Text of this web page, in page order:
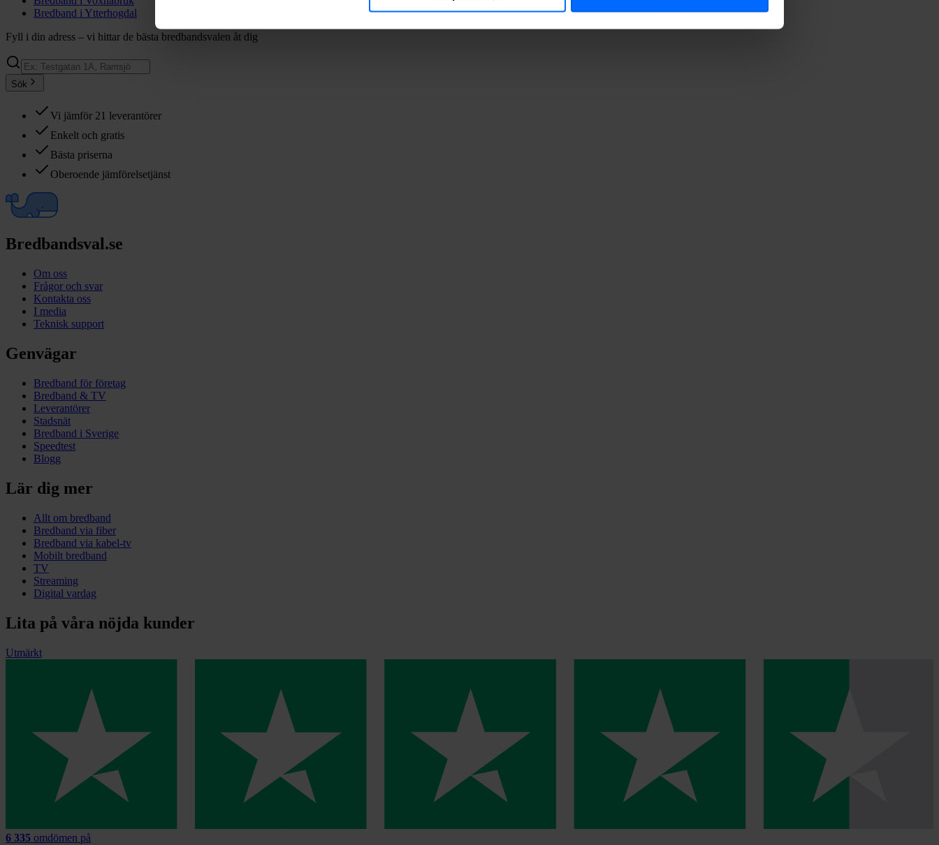
Bredband iYtterhogdal
Fyll i din adress – vi hittar de bästa bredbandsvalen åt dig
Sök
Vi jämför 21 leverantörer
Enkelt och gratis
Bästa priserna
Oberoende jämförelsetjänst
Bredbandsval.se
Om oss
Frågor och svar
Kontakta oss
I media
Teknisk support
Genvägar
Bredband för företag
Bredband & TV
Leverantörer
Stadsnät
Bredband i Sverige
Speedtest
Blogg
Lär dig mer
Allt om bredband
Bredband via fiber
Bredband via kabel-tv
Mobilt bredband
TV
Streaming
Digital vardag
Lita på våra nöjda kunder
Utmärkt
6 335 omdömen på